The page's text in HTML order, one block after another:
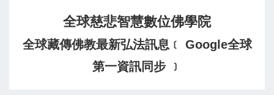
全球慈悲智慧數位佛學院
全球藏傳佛教最新弘法訊息﹝ Google全球
第一資訊同步 ﹞